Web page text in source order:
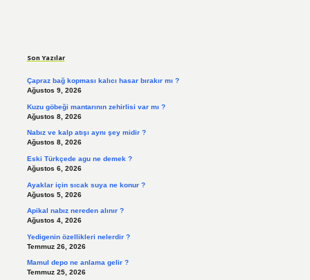
Son Yazılar
Çapraz bağ kopması kalıcı hasar bırakır mı ?
Ağustos 9, 2026
Kuzu göbeği mantarının zehirlisi var mı ?
Ağustos 8, 2026
Nabız ve kalp atışı aynı şey midir ?
Ağustos 8, 2026
Eski Türkçede agu ne demek ?
Ağustos 6, 2026
Ayaklar için sıcak suya ne konur ?
Ağustos 5, 2026
Apikal nabız nereden alınır ?
Ağustos 4, 2026
Yedigenin özellikleri nelerdir ?
Temmuz 26, 2026
Mamul depo ne anlama gelir ?
Temmuz 25, 2026